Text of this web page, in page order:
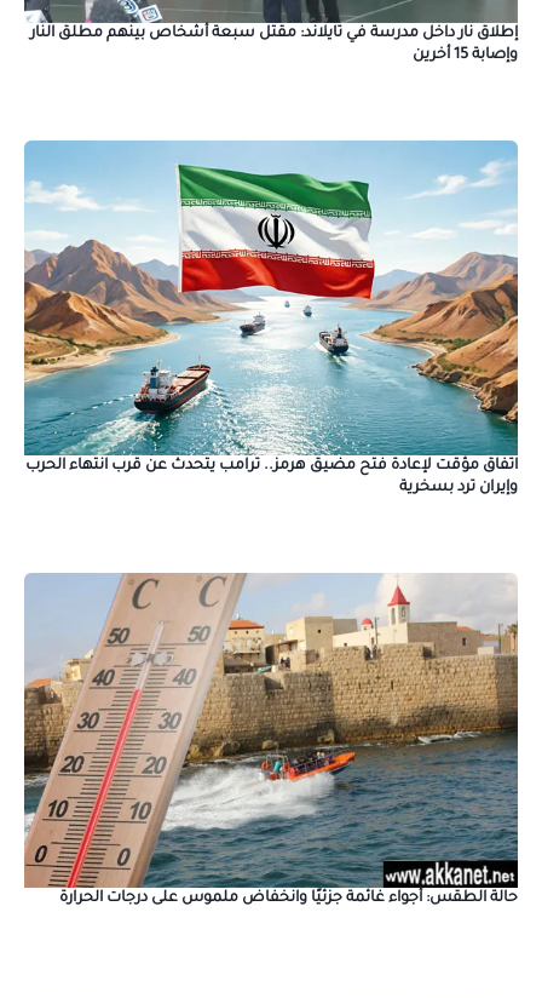
إطلاق نار داخل مدرسة في تايلاند: مقتل سبعة أشخاص بينهم مطلق النار
وإصابة 15 أخرين
اتفاق مؤقت لإعادة فتح مضيق هرمز.. ترامب يتحدث عن قرب انتهاء الحرب
وإيران ترد بسخرية
حالة الطقس: أجواء غائمة جزئيًا وانخفاض ملموس على درجات الحرارة